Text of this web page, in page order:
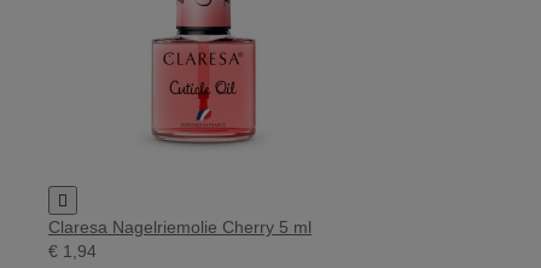

Claresa Nagelriemolie Cherry 5 ml
€ 1,94